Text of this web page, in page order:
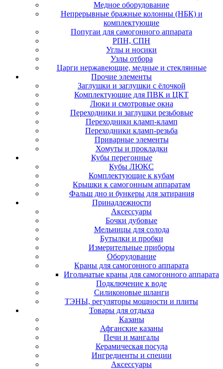
Медное оборудование
Непрерывные бражные колонны (НБК) и
комплектующие
Попугаи для самогонного аппарата
РПН, СПН
Углы и носики
Узлы отбора
Царги нержавеющие, медные и стеклянные
Прочие элементы
Заглушки и заглушки с ёлочкой
Комплектующие для ПВК и ЦКТ
Люки и смотровые окна
Переходники и заглушки резьбовые
Переходники кламп-кламп
Переходники кламп-резьба
Приварные элементы
Хомуты и прокладки
Кубы перегонные
Кубы ЛЮКС
Комплектующие к кубам
Крышки к самогонным аппаратам
Фальш дно и бункеры для затирания
Принадлежности
Аксессуары
Бочки дубовые
Мельницы для солода
Бутылки и пробки
Измерительные приборы
Оборудование
Краны для самогонного аппарата
Игольчатые краны для самогонного аппарата
Подключение к воде
Силиконовые шланги
ТЭНЫ, регуляторы мощности и плиты
Товары для отдыха
Казаны
Афганские казаны
Печи и мангалы
Керамическая посуда
Ингредиенты и специи
Аксессуары